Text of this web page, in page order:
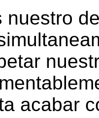
nuestro
acabar